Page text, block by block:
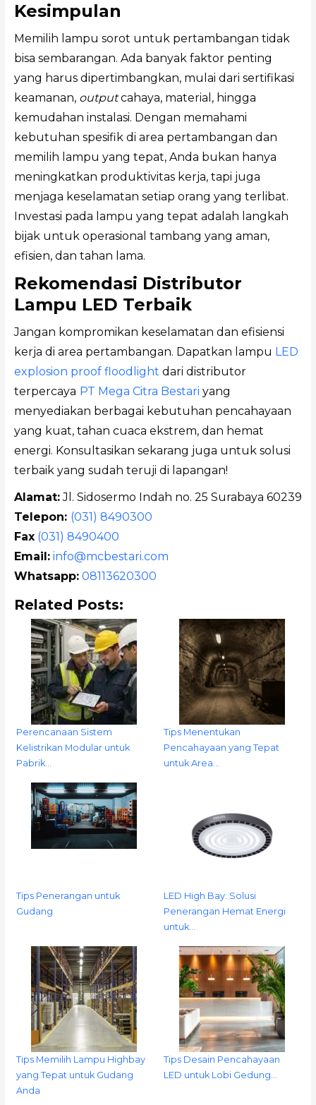
Kesimpulan
Memilih lampu sorot untuk pertambangan tidak
bisa sembarangan. Ada banyak faktor penting
yang harus dipertimbangkan, mulai dari sertifikasi
keamanan, outputcahaya, material, hingga
kemudahan instalasi. Dengan memahami
kebutuhan spesifik di area pertambangan dan
memilih lampu yang tepat, Anda bukan hanya
meningkatkan produktivitas kerja, tapi juga
menjaga keselamatan setiap orang yang terlibat.
Investasi pada lampu yang tepat adalah langkah
bijak untuk operasional tambang yang aman,
efisien, dan tahan lama.
Rekomendasi Distributor
Lampu LED Terbaik
Jangan kompromikan keselamatan dan efisiensi
kerja di area pertambangan. Dapatkan lampu LED
explosion proof floodlight dari distributor
terpercaya PT Mega Citra Bestari yang
menyediakan berbagai kebutuhan pencahayaan
yang kuat, tahan cuaca ekstrem, dan hemat
energi. Konsultasikan sekarang juga untuk solusi
terbaik yang sudah teruji di lapangan!
Alamat:Jl. Sidosermo Indah no. 25 Surabaya 60239
Telepon: (031) 8490300
Fax (031) 8490400
Email: info@mcbestari.com
Whatsapp: 08113620300
Related Posts:
Perencanaan Sistem
Kelistrikan Modular untuk
Pabrik…
Tips Menentukan
Pencahayaan yang Tepat
untuk Area…
Tips Penerangan untuk
Gudang
LED High Bay: Solusi
Penerangan Hemat Energi
untuk…
Tips Memilih Lampu Highbay
yang Tepat untuk Gudang
Anda
Tips Desain Pencahayaan
LED untuk Lobi Gedung…